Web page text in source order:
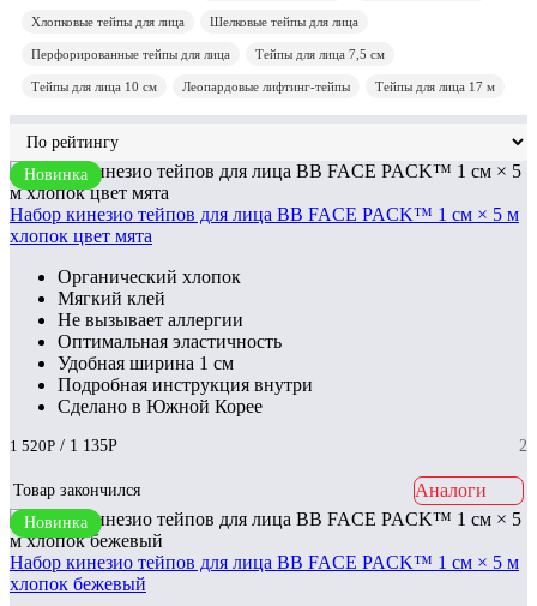
Хлопковые тейпы для лица Шелковые тейпы для лица
Перфорированные тейпы для лица Тейпы для лица 7,5 см
Тейпы для лица 10 см Леопардовые лифтинг-тейпы Тейпы для лица 17 м
Новинка
Набор кинезио тейпов для лица BB FACE PACK™ 1 см × 5 м
хлопок цвет мята
Органический хлопок
Мягкий клей
Не вызывает аллергии
Оптимальная эластичность
Удобная ширина 1 см
Подробная инструкция внутри
Сделано в Южной Корее
1 520Р / 1 135Р 2
Товар закончился Аналоги
Новинка
Набор кинезио тейпов для лица BB FACE PACK™ 1 см × 5 м
хлопок бежевый